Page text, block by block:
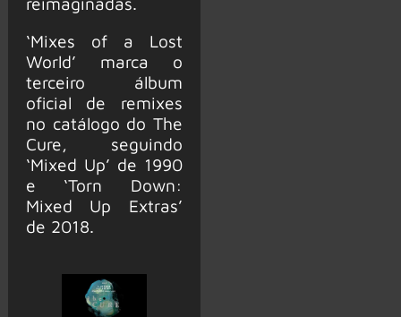
‘Mixes of a Lost
World’ marca o
terceiro álbum
oficial de remixes
no catálogo do The
Cure, seguindo
‘Mixed Up’ de 1990
e ‘Torn Down:
Mixed Up Extras’
de 2018.